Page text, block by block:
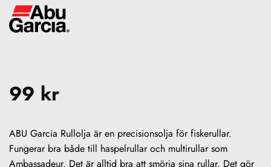
99 kr
ABU Garcia Rullolja är en precisionsolja för fiskerullar.
Fungerar bra både till haspelrullar och multirullar som
Ambassadeur. Det är alltid bra att smörja sina rullar. Det gör